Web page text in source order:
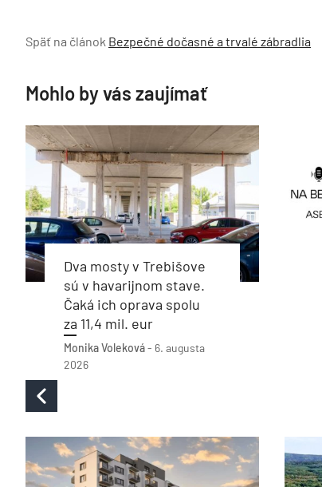
Späť na článok Bezpečné dočasné a trvalé zábradlia
Mohlo by vás zaujímať
Dva mosty v Trebišove
sú v havarijnom stave.
Čaká ich oprava spolu
za 11,4 mil. eur
Monika Voleková- 6. augusta
2026